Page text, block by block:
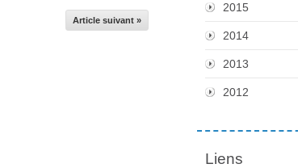
Article suivant »
2015
2014
2013
2012
Liens